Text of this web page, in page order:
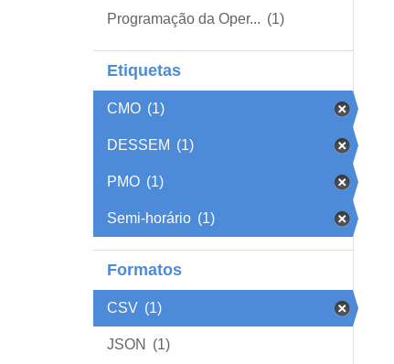
Programação da Oper... (1)
Etiquetas
CMO (1)
DESSEM (1)
PMO (1)
Semi-horário (1)
Formatos
CSV (1)
JSON (1)